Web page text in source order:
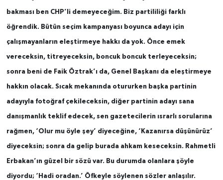
bakması ben CHP’li demeyeceğim. Biz partililiği farklı
öğrendik. Bütün seçim kampanyası boyunca adayı için
çalışmayanların eleştirmeye hakkı da yok. Önce emek
vereceksin, titreyeceksin, boncuk boncuk terleyeceksin;
sonra beni de Faik Öztrak’ı da, Genel Başkanı da eleştirmeye
hakkın olacak. Sıcak mekanında otururken başka partinin
adayıyla fotoğraf çekileceksin, diğer partinin adayı sana
danışmanlık teklif edecek, sen gazetecilerin ısrarlı sorularına
rağmen, ‘Olur mu öyle şey’ diyeceğine, ‘Kazanırsa düşünürüz’
diyeceksin; sonra da gelip burada ahkam keseceksin. Rahmetli
Erbakan’ın güzel bir sözü var. Bu durumda olanlara şöyle
diyordu; ‘Hadi oradan.’ Öfkeyle söylenen sözler anlaşılır.